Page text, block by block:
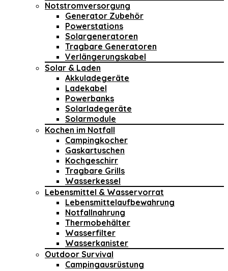
Notstromversorgung
Generator Zubehör
Powerstations
Solargeneratoren
Tragbare Generatoren
Verlängerungskabel
Solar & Laden
Akkuladegeräte
Ladekabel
Powerbanks
Solarladegeräte
Solarmodule
Kochen im Notfall
Campingkocher
Gaskartuschen
Kochgeschirr
Tragbare Grills
Wasserkessel
Lebensmittel & Wasservorrat
Lebensmittelaufbewahrung
Notfallnahrung
Thermobehälter
Wasserfilter
Wasserkanister
Outdoor Survival
Campingausrüstung